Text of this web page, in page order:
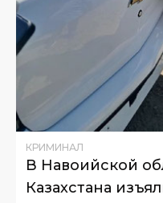
КРИМИНАЛ
В Навоийской
Казахстана